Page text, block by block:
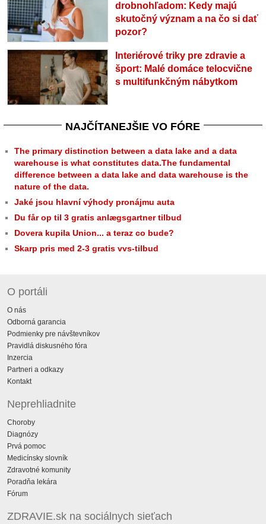
drobnohľadom: Kedy majú
skutočný význam a na čo si dať
pozor?
Interiérové triky pre zdravie a
šport: Malé domáce telocvične
s multifunkčným nábytkom
NAJČÍTANEJŠIE VO FÓRE
The primary distinction between a data lake and a data
warehouse is what constitutes data.The fundamental
difference between a data lake and data warehouse is the
nature of the data.
Jaké jsou hlavní výhody pronájmu auta
Du får op til 3 gratis anlægsgartner tilbud
Dovera kupila Union... a teraz co bude?
Skarp pris med 2-3 gratis vvs-tilbud
O portáli
O nás
Odborná garancia
Podmienky pre návštevníkov
Pravidlá diskusného fóra
Inzercia
Partneri a odkazy
Kontakt
Neprehliadnite
Choroby
Diagnózy
Prvá pomoc
Medicínsky slovník
Zdravotné komunity
Poradňa lekára
Fórum
ZDRAVIE.sk na sociálnych sieťach